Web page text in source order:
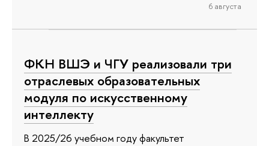
6 августа
ФКН ВШЭ и ЧГУ реализовали три
отраслевых образовательных
модуля по искусственному
интеллекту
В 2025/26 учебном году факультет